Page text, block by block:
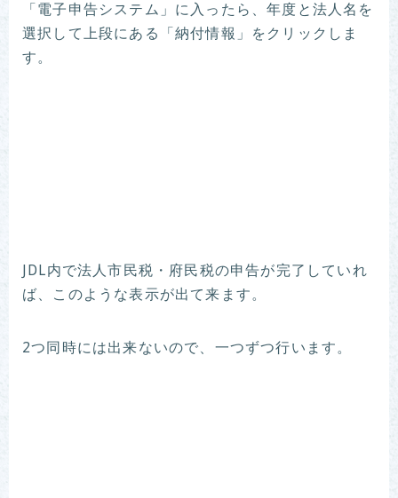
「電子申告システム」に入ったら、年度と法人名を
選択して上段にある「納付情報」をクリックしま
す。
JDL内で法人市民税・府民税の申告が完了していれ
ば、このような表示が出て来ます。
2つ同時には出来ないので、一つずつ行います。